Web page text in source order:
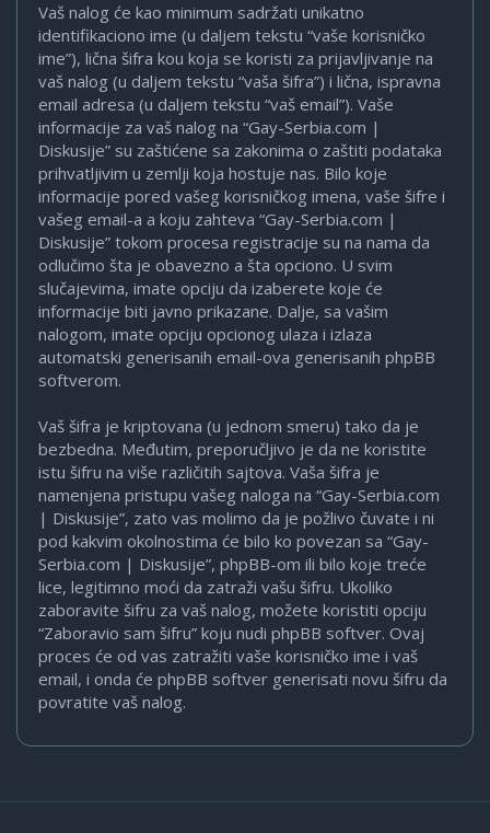
Vaš nalog će kao minimum sadržati unikatno
identifikaciono ime (u daljem tekstu “vaše korisničko
ime”), lična šifra kou koja se koristi za prijavljivanje na
vaš nalog (u daljem tekstu “vaša šifra”) i lična, ispravna
email adresa (u daljem tekstu “vaš email”). Vaše
informacije za vaš nalog na “Gay-Serbia.com |
Diskusije” su zaštićene sa zakonima o zaštiti podataka
prihvatljivim u zemlji koja hostuje nas. Bilo koje
informacije pored vašeg korisničkog imena, vaše šifre i
vašeg email-a a koju zahteva “Gay-Serbia.com |
Diskusije” tokom procesa registracije su na nama da
odlučimo šta je obavezno a šta opciono. U svim
slučajevima, imate opciju da izaberete koje će
informacije biti javno prikazane. Dalje, sa vašim
nalogom, imate opciju opcionog ulaza i izlaza
automatski generisanih email-ova generisanih phpBB
softverom.
Vaš šifra je kriptovana (u jednom smeru) tako da je
bezbedna. Međutim, preporučljivo je da ne koristite
istu šifru na više različitih sajtova. Vaša šifra je
namenjena pristupu vašeg naloga na “Gay-Serbia.com
| Diskusije”, zato vas molimo da je požlivo čuvate i ni
pod kakvim okolnostima će bilo ko povezan sa “Gay-
Serbia.com | Diskusije”, phpBB-om ili bilo koje treće
lice, legitimno moći da zatraži vašu šifru. Ukoliko
zaboravite šifru za vaš nalog, možete koristiti opciju
“Zaboravio sam šifru” koju nudi phpBB softver. Ovaj
proces će od vas zatražiti vaše korisničko ime i vaš
email, i onda će phpBB softver generisati novu šifru da
povratite vaš nalog.